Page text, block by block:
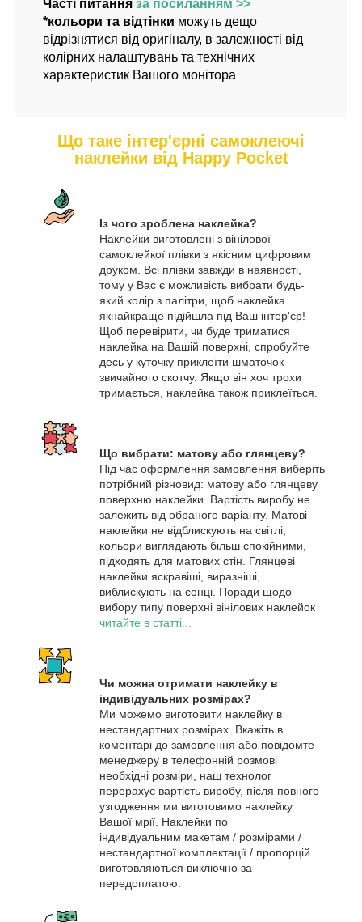
Часті питання за посиланням >>
*кольори та відтінки можуть дещо
відрізнятися від оригіналу, в залежності від
колірних налаштувань та технічних
характеристик Вашого монітора
Що таке інтер'єрні самоклеючі
наклейки від Happy Pocket
Із чого зроблена наклейка?
Наклейки виготовлені з вінілової
самоклейкої плівки з якісним цифровим
друком. Всі плівки завжди в наявності,
тому у Вас є можливість вибрати будь-
який колір з палітри, щоб наклейка
якнайкраще підійшла під Ваш інтер'єр!
Щоб перевірити, чи буде триматися
наклейка на Вашій поверхні, спробуйте
десь у куточку приклеїти шматочок
звичайного скотчу. Якщо він хоч трохи
тримається, наклейка також приклеїться.
Що вибрати: матову або глянцеву?
Під час оформлення замовлення виберіть
потрібний різновид: матову або глянцеву
поверхню наклейки. Вартість виробу не
залежить від обраного варіанту. Матові
наклейки не відблискують на світлі,
кольори виглядають більш спокійними,
підходять для матових стін. Глянцеві
наклейки яскравіші, виразніші,
виблискують на сонці. Поради щодо
вибору типу поверхні вінілових наклейок
читайте в статті...
Чи можна отримати наклейку в
індивідуальних розмірах?
Ми можемо виготовити наклейку в
нестандартних розмірах. Вкажіть в
коментарі до замовлення або повідомте
менеджеру в телефонній розмові
необхідні розміри, наш технолог
перерахує вартість виробу, після повного
узгодження ми виготовимо наклейку
Вашої мрії. Наклейки по
індивідуальним макетам / розмірами /
нестандартної комплектації / пропорцій
виготовляються виключно за
передоплатою.